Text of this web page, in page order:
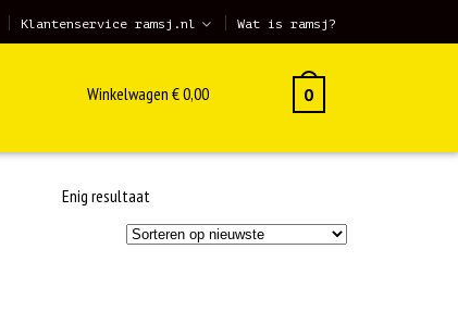
Klantenservice ramsj.nl Wat is ramsj?
Winkelwagen €0,00 0
Enig resultaat